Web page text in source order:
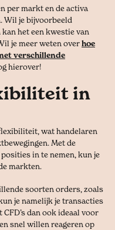
per markt en de activa
Wil je bijvoorbeeld
het een kwestie van
je meer weten overhoe
verschillende
hierover!
in
wat handelaren
Met de
in te nemen, kun je
markten.
soorten orders, zoals
je namelijk je transacties
dan ook ideaal voor
snel willen reageren op